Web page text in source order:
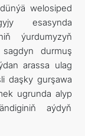
welosiped
esasynda
ýurdumyzyň
durmuş
arassa ulag
daşky gurşawa
ugrunda alyp
aýdyň